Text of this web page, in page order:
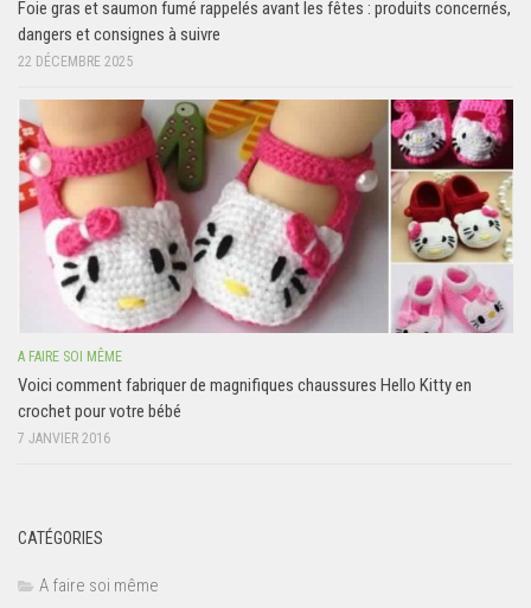
Foie gras et saumon fumé rappelés avant les fêtes : produits concernés,
dangers et consignes à suivre
22 DÉCEMBRE 2025
A FAIRE SOI MÊME
Voici comment fabriquer de magnifiques chaussures Hello Kitty en
crochet pour votre bébé
7 JANVIER 2016
CATÉGORIES
A faire soi même